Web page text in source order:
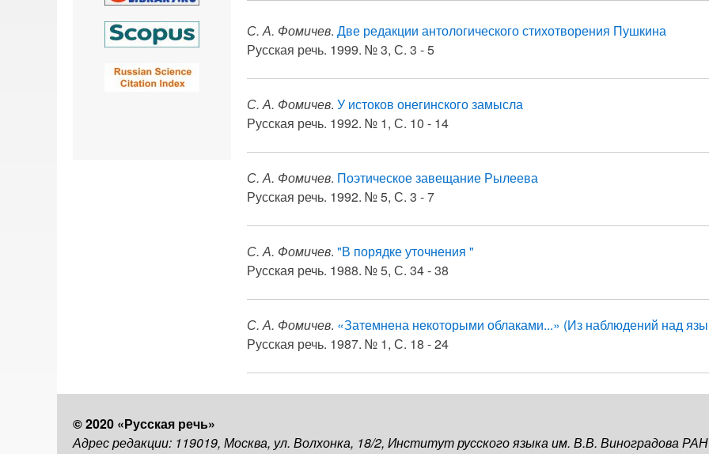
С. А. Фомичев. Две редакции антологического стихотворения Пушкина
Русская речь. 1999. № 3, С. 3 - 5
С. А. Фомичев. У истоков онегинского замысла
Русская речь. 1992. № 1, С. 10 - 14
С. А. Фомичев. Поэтическое завещание Рылеева
Русская речь. 1992. № 5, С. 3 - 7
С. А. Фомичев. "В порядке уточнения "
Русская речь. 1988. № 5, С. 34 - 38
С. А. Фомичев. «Затемнена некоторыми облаками...» (Из наблюдений над
Русская речь. 1987. № 1, С. 18 - 24
© 2020 «Русская речь»
Адрес редакции: 119019, Москва, ул. Волхонка, 18/2, Институт русского языка им. В.В. Виноградова РАН